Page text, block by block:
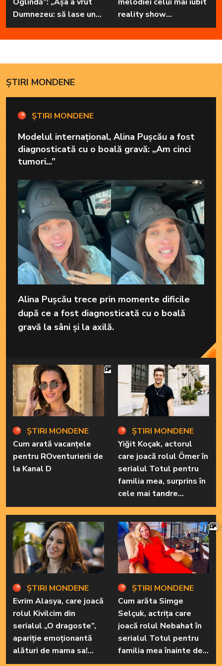
Dumnezeu: să lase unul
în familie cu har, harul
de a cânta, să poată să
lipsește”
reality show
matrimonial
ȘTIRI MONDENE
ȘTIRI MONDENE
Modelul internațional, Alina Pușcău a fost
diagnosticată cu o boală gravă: „Am cinci
tumori...”
Alina Pușcău trece prin momente dificile
după ce a fost diagnosticată cu o boală
gravă la sâni și la axilă.
ȘTIRI MONDENE
Cum arată vacanțele
pentru ROventurierii de
la Kanal D
ȘTIRI MONDENE
Evrim Alasya, care joacă
rolul Kivilcim din
serialul „O dragoste”,
apariție emoționantă
alături de mama sa!
Iată cum arată cea mai
ȘTIRI MONDENE
Yiğit Koçak, actorul
care joacă rolul Ömer în
serialul Totul pentru
familia mea, surprins în
cele mai tandre
ipostaze! Ele sunt
marile sale iubiri
ȘTIRI MONDENE
Cum arăta Simge
Selçuk, actrița care
joacă rolul Nebahat în
serialul Totul pentru
familia mea înainte de a
recurge la operațiile